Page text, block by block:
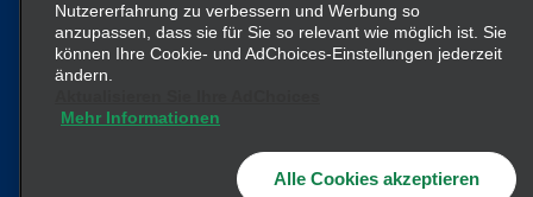
Unternehmenseinheiten und/oder die Marke
Enterprise Mobility, wobei Informationen zu vielen
Unternehmen übermittelt werden. Diese Verweise
vermitteln oder ersetzen. Weitere Informationen
Nutzererfahrung zu verbessern und Werbung so
anzupassen, dass sie für Sie so relevant wie möglich ist. Sie
können Ihre Cookie- und AdChoices-Einstellungen jederzeit
ändern.
Mehr Informationen
Alle Cookies akzeptieren